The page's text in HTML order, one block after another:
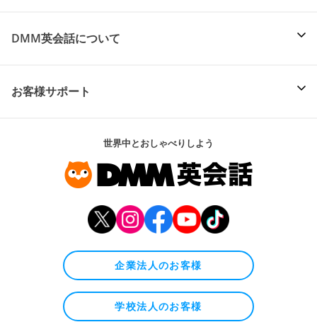
DMM英会話について
お客様サポート
世界中とおしゃべりしよう
企業法人のお客様
学校法人のお客様